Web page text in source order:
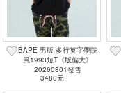
BAPE 男版 多行英字學院
風1993短T《版偏大》
20260801發售
3480元